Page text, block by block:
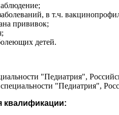
в т.ч.
прививок;
детей.
"Педиатрия",
"Педиатрия",